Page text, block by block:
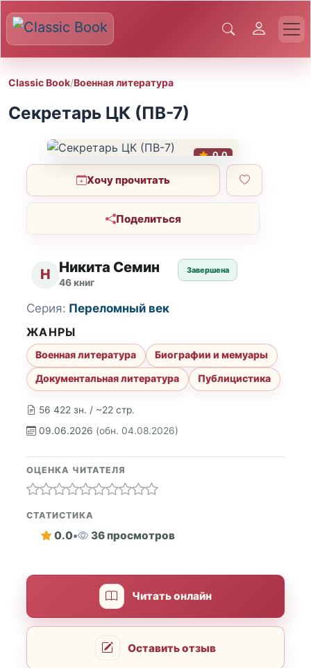
Classic Book/Военная литература
Секретарь ЦК (ПВ-7)
0.0
Хочу прочитать
Поделиться
Н Никита Семин
46 книг
Завершена
56 422 зн. / ~22 стр.
09.06.2026 (обн. 04.08.2026)
Серия: Переломный век
ЖАНРЫ
Военная литература
Биографии и мемуары
Документальная литература
Публицистика
ОЦЕНКА ЧИТАТЕЛЯ
СТАТИСТИКА
0.0• 36 просмотров
Читать онлайн
Оставить отзыв